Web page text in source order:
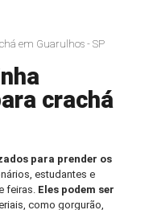
em Guarulhos - SP
crachá
para prender os
estudantes e
feiras. Eles podem ser
como gorgurão,